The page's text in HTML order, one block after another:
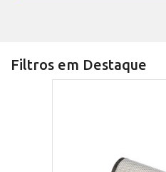
Filtros em Destaque